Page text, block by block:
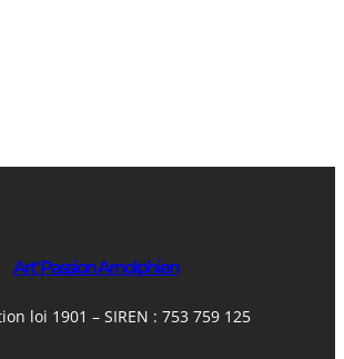
Art' Passion Arnolphien
loi 1901 – SIREN : 753 759 125